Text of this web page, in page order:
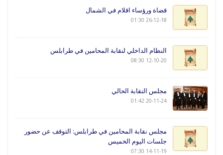
قضاة ورؤساء اقلام في الشمال
26-12-18 01:30
النظام الداخلي لنقابة المحامين في طرابلس
12-10-20 08:30
مجلس النقابة الحالي
20-11-24 01:42
مجلس نقابة المحامين في طرابلس: التوقف عن حضور
جلسات اليوم الخميس
14-11-19 07:30